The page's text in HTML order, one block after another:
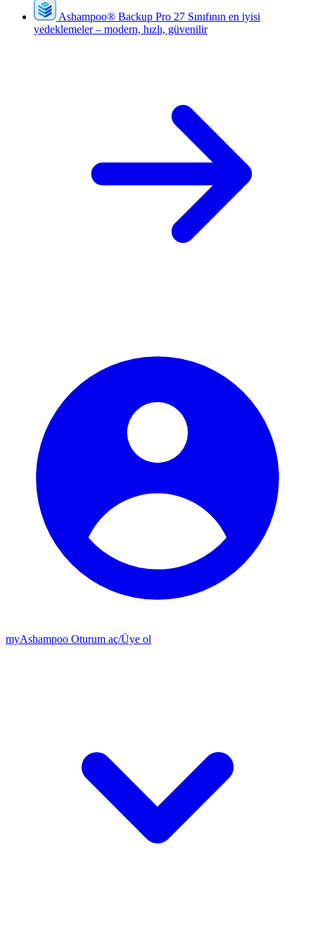
Ashampoo® Backup Pro 27 Sınıfının en iyisi
yedeklemeler – modern, hızlı, güvenilir
myAshampoo Oturum aç/Üye ol